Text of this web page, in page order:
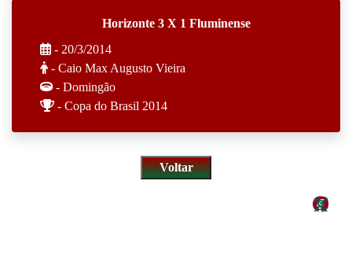
Horizonte 3 X 1 Fluminense
- 20/3/2014
- Caio Max Augusto Vieira
- Domingão
- Copa do Brasil 2014